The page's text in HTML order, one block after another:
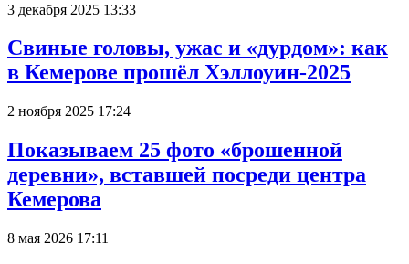
3 декабря 2025 13:33
Свиные головы, ужас и «дурдом»: как
в Кемерове прошёл Хэллоуин-2025
2 ноября 2025 17:24
Показываем 25 фото «брошенной
деревни», вставшей посреди центра
Кемерова
8 мая 2026 17:11